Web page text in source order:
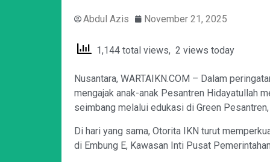
Abdul Azis November 21, 2025
1,144 total views, 2 views today
Nusantara, WARTAIKN.COM – Dalam
mengajak anak-anak Pesantren Hidayatullah
seimbang melalui edukasi di Green
Di hari yang sama, Otorita IKN turut
di Embung E, Kawasan Inti Pusat